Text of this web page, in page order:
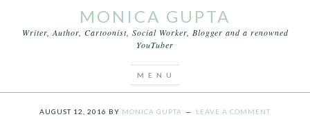
MONICA GUPTA
Writer, Author, Cartoonist, Social Worker, Blogger and a renowned
YouTuber
AUGUST 12, 2016 BY MONICA GUPTA LEAVE A COMMENT